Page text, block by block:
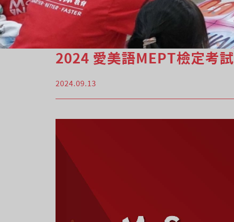
2024 愛美語MEPT檢定考試
2024.09.13